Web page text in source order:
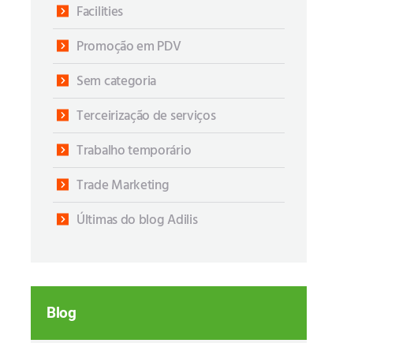
Facilities
Promoção em PDV
Sem categoria
Terceirização de serviços
Trabalho temporário
Trade Marketing
Últimas do blog Adilis
Blog